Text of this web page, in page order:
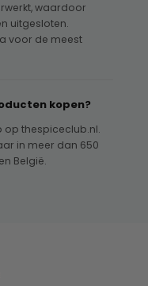
waardoor
uitgesloten.
voor de meest
kopen?
op thespiceclub.nl.
in meer dan 650
België.